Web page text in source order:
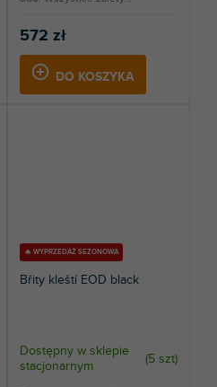
572 zł
DO KOSZYKA
🔥 WYPRZEDAŻ SEZONOWA
Břity kleští EOD black
Dostępny w sklepie
stacjonarnym
(5 szt)